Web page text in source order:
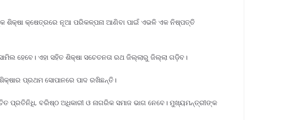
ଶିକ୍ଷା କ୍ଷେତ୍ରରେ ନୂଆ ପରିକଳ୍ପନା ଆଣିବା ପାଇଁ ଏଭଳି ଏକ ନିଷ୍ପତ୍ତି
ହେବେ। ଏହା ସହିତ ଶିକ୍ଷା ସଚେତନତା ରଥ ଜିଲ୍ଲାରୁ ଜିଲ୍ଲା ଗଡ଼ିବ।
ପ୍ରଥମ ସୋପାନରେ ପାଦ ରଖିଛନ୍ତି।
ପ୍ରତିନିଧି, ବରିଷ୍ଠ ଅଧିକାରୀ ଓ ନାଗରିକ ସମାଜ ଭାଗ ନେବେ। ମୁଖ୍ୟମନ୍ତ୍ରୀଙ୍କ